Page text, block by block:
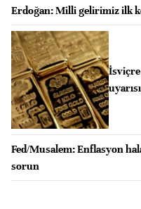
Erdoğan: Milli gelirimiz ilk
uyarısı
Fed/Musalem: Enflasyon
sorun